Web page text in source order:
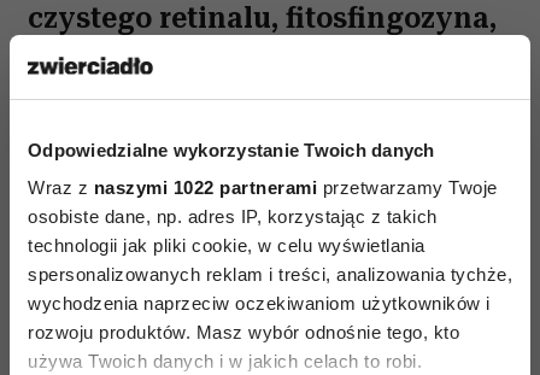
Odpowiedzialne wykorzystanie Twoich danych
Wraz z naszymi 1022 partnerami przetwarzamy Twoje
osobiste dane, np. adres IP, korzystając z takich
technologii jak pliki cookie, w celu wyświetlania
spersonalizowanych reklam i treści, analizowania tychże,
wychodzenia naprzeciw oczekiwaniom użytkowników i
rozwoju produktów. Masz wybór odnośnie tego, kto
używa Twoich danych i w jakich celach to robi.
czystego retinalu, fitosfingozyna,
CICA, Redukcja i Stymulacja